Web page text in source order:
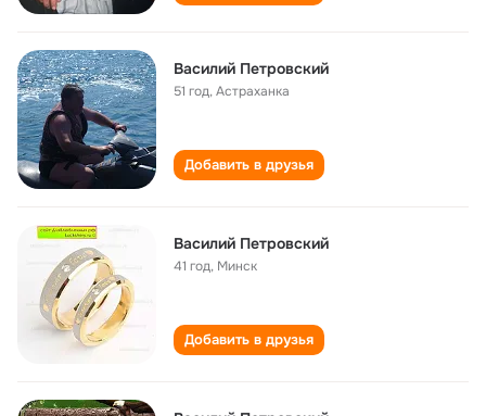
Василий Петровский
51 год,Астраханка
Добавить в друзья
Василий Петровский
41 год, Минск
Добавить в друзья